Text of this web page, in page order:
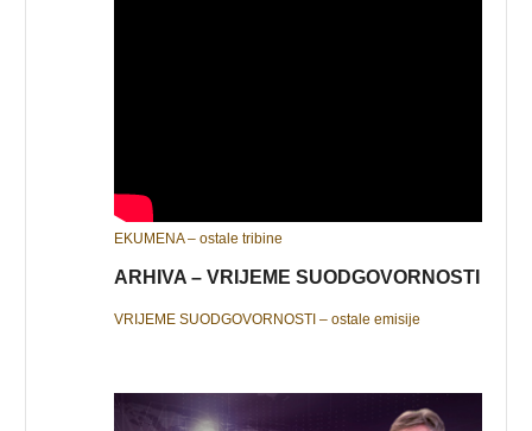
EKUMENA – ostale tribine
ARHIVA – VRIJEME SUODGOVORNOSTI
VRIJEME SUODGOVORNOSTI – ostale emisije